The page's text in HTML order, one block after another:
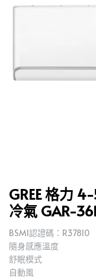
GREE 格力
冷氣 GAR-
BSMI認證碼：R37810
隨身感應溫度
舒眠模式
自動風